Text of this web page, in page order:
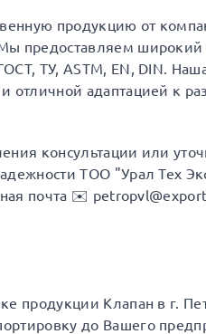
продукцию от
предоставляем широкий
ТУ, ASTM, EN, DIN.
отличной адаптацией к
консультации или
ТОО "Урал Тех
почта ✉️
продукции Клапан в г.
до Вашего